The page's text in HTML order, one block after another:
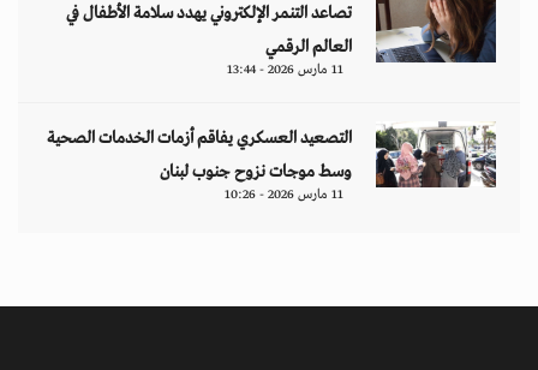
تصاعد التنمر الإلكتروني يهدد سلامة الأطفال في
العالم الرقمي
11 مارس 2026 - 13:44
التصعيد العسكري يفاقم أزمات الخدمات الصحية
وسط موجات نزوح جنوب لبنان
11 مارس 2026 - 10:26